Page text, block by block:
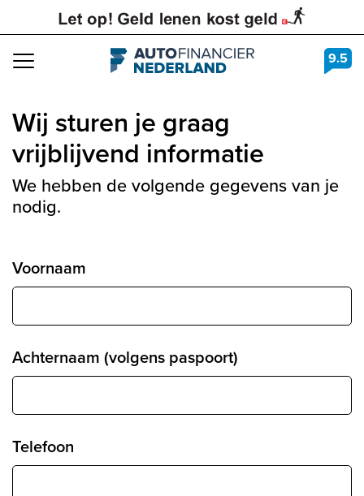
Navigation 9.5
Wij sturen je graag
vrijblijvend informatie
We hebben de volgende gegevens van je
nodig.
Voornaam
Achternaam (volgens paspoort)
Telefoon